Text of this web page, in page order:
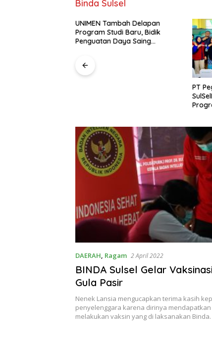
Binda Sulsel
UNIMEN Tambah Delapan
Program Studi Baru, Bidik
Penguatan Daya Saing
PT
DAERAH, Ragam 2 April 2022
BINDA Sulsel Gelar
Gula Pasir
Nenek Lansia mengucapkan terima kasih
penyelenggara karena dirinya
melakukan vaksin yang di laksanakan Binda.